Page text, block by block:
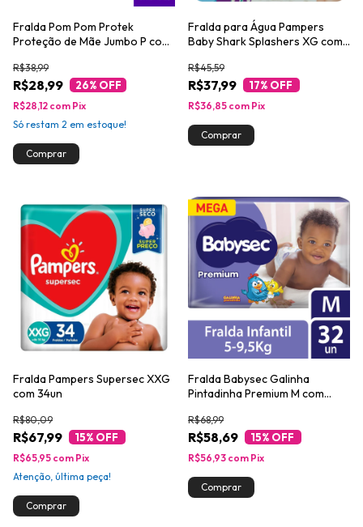
Fralda Pom Pom Protek
Proteção de Mãe Jumbo P com
R$28,99
R$38,99
26% OFF
R$28,12 com Pix
Só restam 2 em estoque!
Fralda para Água Pampers
Baby Shark Splashers XG com
R$37,99
R$45,59
17% OFF
R$36,85 com Pix
Fralda Pampers Supersec XXG
com 34un
R$67,99
R$80,09
15% OFF
R$65,95 com Pix
Atenção, última peça!
Fralda Babysec Galinha
Pintadinha Premium M com
R$58,69
R$68,99
15% OFF
R$56,93 com Pix